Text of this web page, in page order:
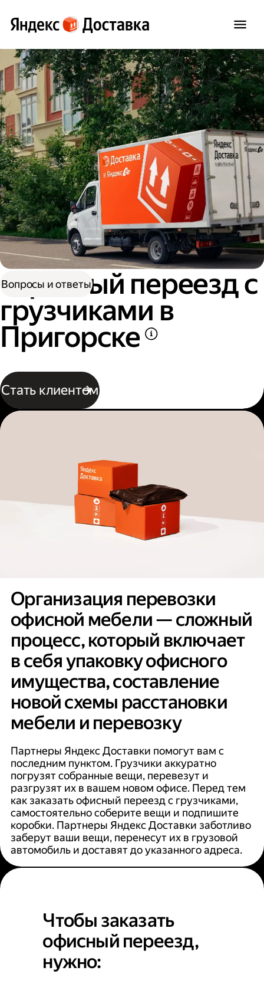
Офисный переезд с
грузчиками в
Пригорске
Стать клиентом
Вопросы и ответы
Организация перевозки
офисной мебели — сложный
процесс, который включает
в себя упаковку офисного
имущества, составление
новой схемы расстановки
мебели и перевозку
Партнеры Яндекс Доставки помогут вам с
последним пунктом. Грузчики аккуратно
погрузят собранные вещи, перевезут и
разгрузят их в вашем новом офисе. Перед тем
как заказать офисный переезд с грузчиками,
самостоятельно соберите вещи и подпишите
коробки. Партнеры Яндекс Доставки заботливо
заберут ваши вещи, перенесут их в грузовой
автомобиль и доставят до указанного адреса.
Чтобы заказать
офисный переезд,
нужно: